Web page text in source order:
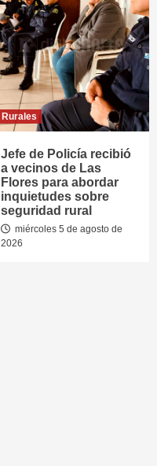
Rurales
Jefe de Policía recibió
a vecinos de Las
Flores para abordar
inquietudes sobre
seguridad rural
miércoles 5 de agosto de
2026